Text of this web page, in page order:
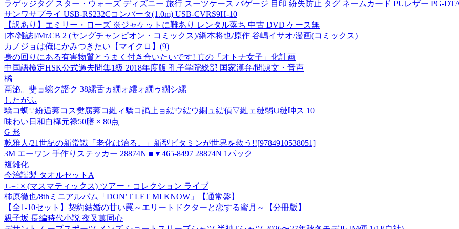
ラゲッジタグ スター・ウォーズ ディズニー 旅行 スーツケース バゲージ 目印 紛失防止 タグ ネームカード PUレザー PG-
サンワサプライ USB-RS232Cコンバータ(1.0m) USB-CVRS9H-10
【訳あり】エミリー・ローズ ※ジャケットに難あり レンタル落ち 中古 DVD ケース無
[本/雑誌]/Mr.CB 2 (ヤングチャンピオン・コミックス)/綱本将也/原作 谷嶋イサオ/漫画(コミックス)
カノジョは俺にかみつきたい【マイクロ】(9)
身の回りにある有害物質とうまく付き合いたいです! 真の「オトナ女子」化計画
中国語検定HSK公式過去問集1級 2018年度版 孔子学院総部 国家漢弁/問題文・音声
橘
鬲泌。斐ョ蜿ク譖ク 38縲舌ヵ繝ォ繧ォ繝ゥ繝シ縲
したがふ
驕コ蜩∵紛逅莠コス樊腐莠コ縺ィ驕コ譌上ョ繧ウ繧ウ繝ュ繧偵▽縺ェ縺弱∪縺呻ス 10
味わい日和白樺元禄50膳 × 80点
G 形
乾雅人/21世紀の新常識「老化は治る。」新型ビタミンが世界を救う!![9784910538051]
3M エーワン 手作りステッカー 28874N ■▼465-8497 28874N 1パック
複雑化
今治謹製 タオルセットA
+-=÷× (マスマティックス) ツアー・コレクション ライブ
柿原徹也/8thミニアルバム「DON’T LET MI KNOW」【通常盤】
【全1-10セット】契約結婚の甘い罠～エリートドクターと恋する蜜月～【分冊版】
親子坂 長編時代小説 夜叉萬同心